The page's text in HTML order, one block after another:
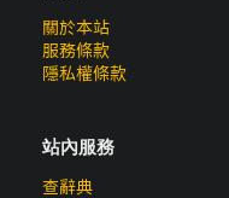
關於本站
服務條款
隱私權條款
站內服務
查辭典